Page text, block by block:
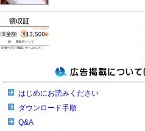
はじめにお読みください
ダウンロード手順
Q&A